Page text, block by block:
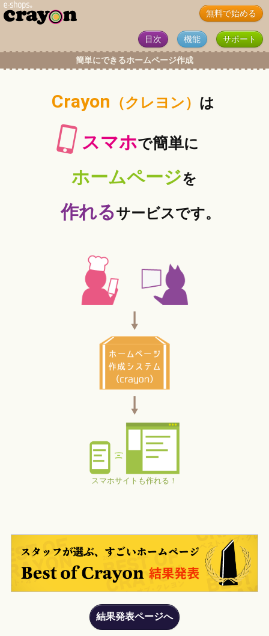
無料で始める
目次 機能 サポート
簡単にできるホームページ作成
Crayon （クレヨン） は
スマホで簡単に
ホームページを
作れるサービスです。
スマホサイトも作れる！
結果発表ページへ